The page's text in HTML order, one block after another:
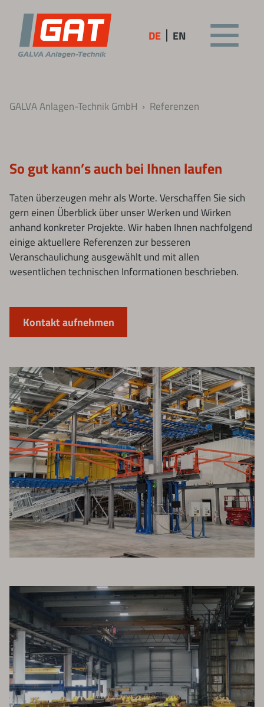
DE EN
GALVA Anlagen-Technik GmbH Referenzen
So gut kann’s auch bei Ihnen laufen
Taten überzeugen mehr als Worte. Verschaffen Sie sich
gern einen Überblick über unser Werken und Wirken
anhand konkreter Projekte. Wir haben Ihnen nachfolgend
einige aktuellere Referenzen zur besseren
Veranschaulichung ausgewählt und mit allen
wesentlichen technischen Informationen beschrieben.
Kontakt aufnehmen